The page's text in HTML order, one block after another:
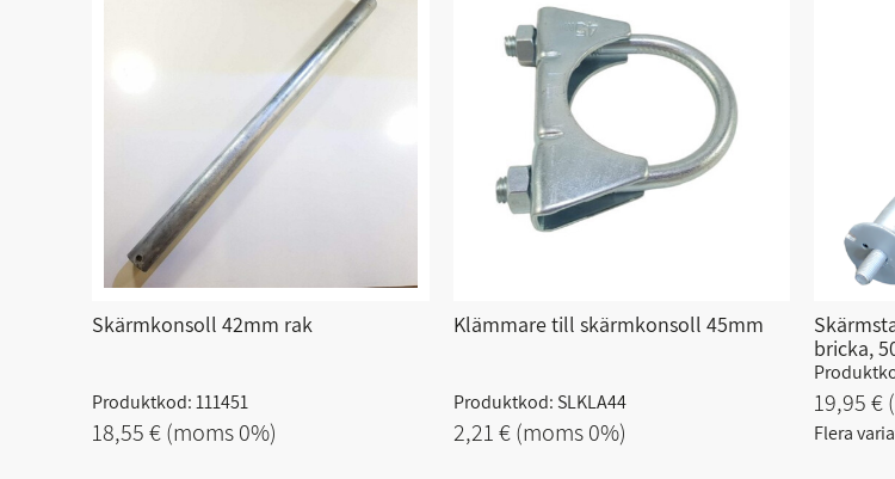
Skärmkonsoll 42mm rak
Produktkod: 111451
18,55 €(moms 0%)
Klämmare till skärmkonsoll 45mm
Produktkod: SLKLA44
2,21 €(moms 0%)
bricka,
19,95 €
Flera